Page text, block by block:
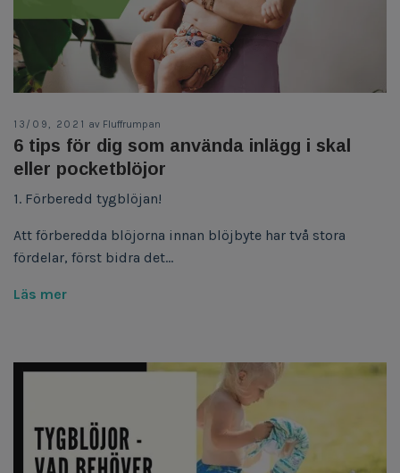
13/09, 2021 av Fluffrumpan
6 tips för dig som använda inlägg i skal
eller pocketblöjor
1. Förberedd tygblöjan!
Att förberedda blöjorna innan blöjbyte har två stora
fördelar, först bidra det...
Läs mer